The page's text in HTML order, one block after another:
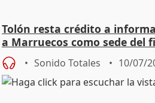
Tolón resta crédito a
a Marruecos como sede del
Sonido Totales 10/07/